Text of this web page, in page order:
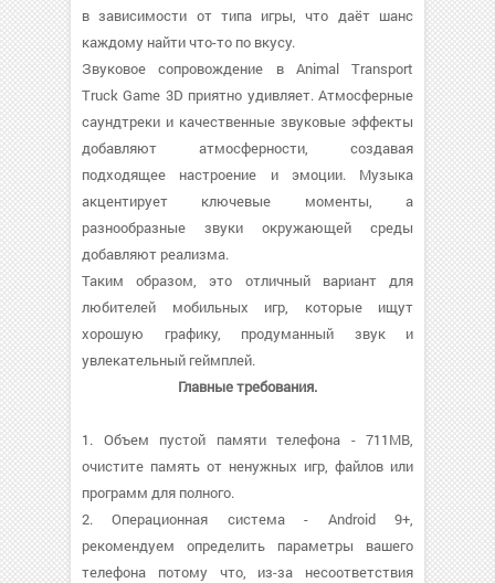
в зависимости от типа игры, что даёт шанс
каждому найти что-то по вкусу.
Звуковое сопровождение в Animal Transport
Truck Game 3D приятно удивляет. Атмосферные
саундтреки и качественные звуковые эффекты
добавляют атмосферности, создавая
подходящее настроение и эмоции. Музыка
акцентирует ключевые моменты, а
разнообразные звуки окружающей среды
добавляют реализма.
Таким образом, это отличный вариант для
любителей мобильных игр, которые ищут
хорошую графику, продуманный звук и
увлекательный геймплей.
Главные требования.
1. Объем пустой памяти телефона - 711MB,
очистите память от ненужных игр, файлов или
программ для полного.
2. Операционная система - Android 9+,
рекомендуем определить параметры вашего
телефона потому что, из-за несоответствия